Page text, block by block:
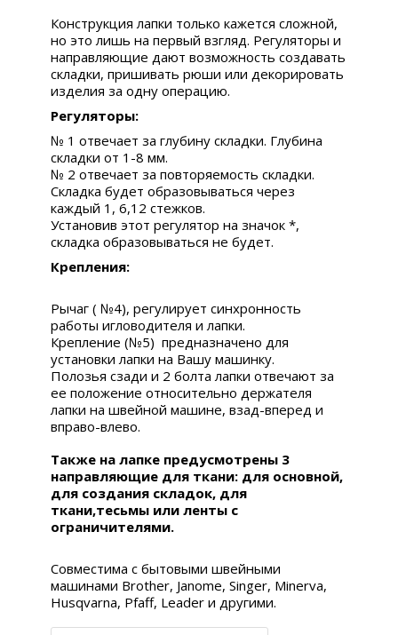
Конструкция лапки только кажется сложной,
но это лишь на первый взгляд. Регуляторы и
направляющие дают возможность создавать
складки, пришивать рюши или декорировать
изделия за одну операцию.
Регуляторы:
№ 1 отвечает за глубину складки. Глубина
складки от 1-8 мм.
№ 2 отвечает за повторяемость складки.
Складка будет образовываться через
каждый 1, 6,12 стежков.
Установив этот регулятор на значок *,
складка образовываться не будет.
Крепления:
Рычаг ( №4), регулирует синхронность
работы игловодителя и лапки.
Крепление (№5) предназначено для
установки лапки на Вашу машинку.
Полозья сзади и 2 болта лапки отвечают за
ее положение относительно держателя
лапки на швейной машине, взад-вперед и
вправо-влево.
Также на лапке предусмотрены 3
направляющие для ткани: для основной,
для создания складок, для
ткани,тесьмы или ленты с
ограничителями.
Совместима с бытовыми швейными
машинами Brother, Janome, Singer, Minerva,
Husqvarna, Pfaff, Leader и другими.